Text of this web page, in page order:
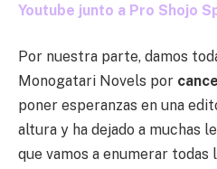
Youtube junto a Pro Shojo
Por nuestra parte, damos
Monogatari Novels por
poner esperanzas en una
altura y ha dejado a muchas
que vamos a enumerar todas